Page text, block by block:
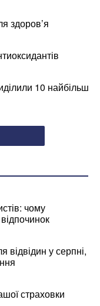
здоров’я
10 найбільш
чому
відвідин у серпні,
страховки